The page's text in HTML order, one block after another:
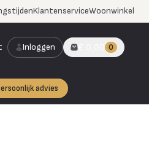
KlantenserviceWoonwinkel
Inloggen € 0,00 0
advies